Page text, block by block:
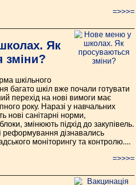
=>>>=
Як
зміни?
шкільного
багато шкіл вже почали готувати
перехід на нові вимоги має
року. Наразі у навчальних
нові санітарні норми,
змінюють підхід до закупівель.
реформування дізнавались
моніторингу та контролю....
=>>>=